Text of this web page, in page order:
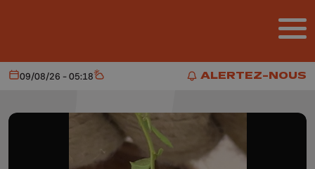
ALERTEZ-NOUS
ALERTEZ-NOUS
Aujourd'hui
09/08/26 - 05:18 Météo